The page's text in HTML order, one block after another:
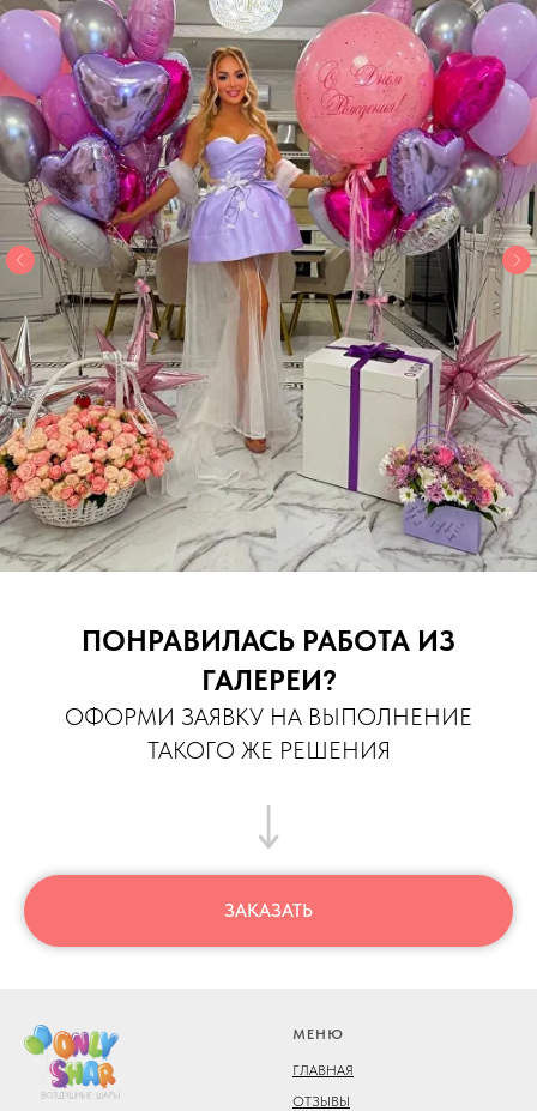
ПОНРАВИЛАСЬ РАБОТА ИЗ
ГАЛЕРЕИ?
ОФОРМИ ЗАЯВКУ НА ВЫПОЛНЕНИЕ
ТАКОГО ЖЕ РЕШЕНИЯ
ЗАКАЗАТЬ
МЕНЮ
ГЛАВНАЯ
ОТЗЫВЫ